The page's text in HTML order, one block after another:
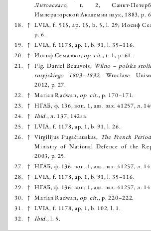
Литовскаго, t. 2, Санкт-
Императорской Академии наук, 1883, p.
18.
↑ LVIA, f. 515, ap. 15, b. 5, l. 29; Иосиф
p. 6.
19.
↑ LVIA, f. 1178, ap. 1, b. 91, l. 35–116.
20.
↑ Иосиф Семашко, op. cit., t. 1, p. 61.
21.
↑ Plg. Daniel Beauvois, Wilno – polska
rosyjskiego 1803–1832, Wrocław:
2012, p. 27.
22.
↑ Marian Radwan, op. cit., p. 170–171.
23.
↑ НГАБ, ф. 136, воп. 1, адз. зах. 41257, л.
24.
↑ Ibid., л. 137, 142зв.
25.
↑ LVIA, f. 1178, ap. 1, b. 91, l. 26.
26.
↑ Virgilijus Pugačiauskas, The French
Ministry of National Defence of the
2003, p. 25.
27.
↑ НГАБ, ф. 136, воп. 1, адз. зах. 41257, л.
28.
↑ LVIA, f. 1178, ap. 1, b. 91, l. 35–116.
29.
↑ НГАБ, ф. 136, воп. 1, адз. зах. 41257, л.
30.
↑ Marian Radwan, op. cit., p. 220–222.
31.
↑ LVIA, f. 1178, ap. 1, b. 102, l. 1.
32.
↑ Ibid., l. 5.